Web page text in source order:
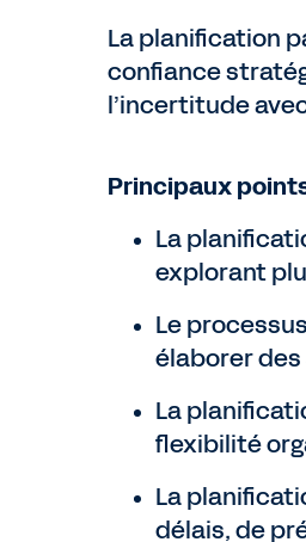
La planification
confiance
l’incertitude
Principaux
La
explorant
Le
élaborer
La
flexibilité
La
délais, de